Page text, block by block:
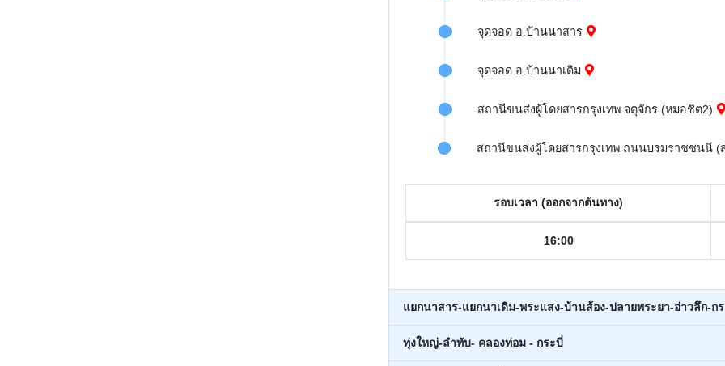
จุดจอด อ.บ้านนาสาร
จุดจอด อ.บ้านนาเดิม
สถานีขนส่งผู้โดยสารกรุงเทพ จตุจักร (หมอชิต2)
สถานีขนส่งผู้โดยสารกรุงเทพ ถนนบรมราชชนนี (
รอบเวลา (ออกจากต้นทาง)
16:00
แยกนาสาร-แยกนาเดิม-พระแสง-บ้านส้อง-ปลายพระยา-อ่าวลึก-ก
ทุ่งใหญ่-ลำทับ- คลองท่อม - กระบี่